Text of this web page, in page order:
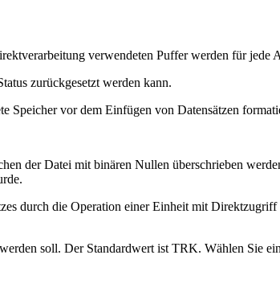
verwendeten Puffer werden für jede
zurückgesetzt werden kann.
Speicher vor dem Einfügen von Datensätzen
der Datei mit binären Nullen überschrieben
durch die Operation einer Einheit mit
soll. Der Standardwert ist TRK. Wählen Sie